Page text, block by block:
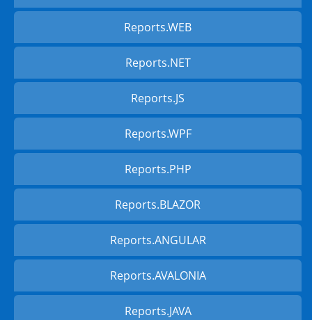
Reports.WEB
Reports.NET
Reports.JS
Reports.WPF
Reports.PHP
Reports.BLAZOR
Reports.ANGULAR
Reports.AVALONIA
Reports.JAVA